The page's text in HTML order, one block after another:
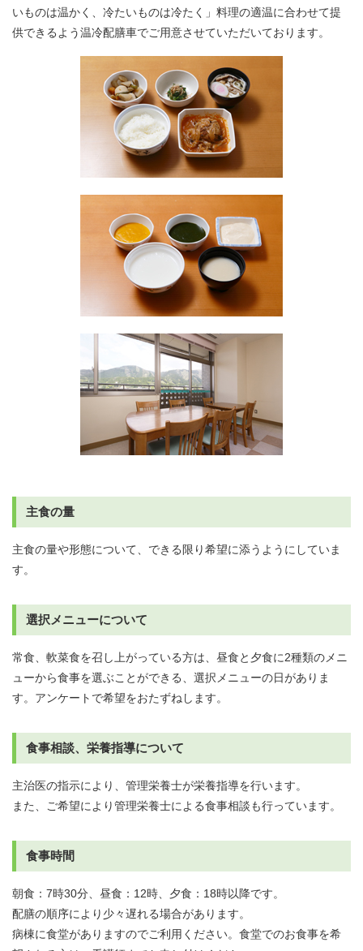
いものは温かく、冷たいものは冷たく」 料理の適温に合わせて提
供できるよう温冷配膳車でご用意させていただいております。
主食の量
主食の量や形態について、できる限り希望に添うようにしていま
す。
選択メニューについて
常食、軟菜食を召し上がっている方は、昼食と夕食に2種類のメニ
ューから食事を選ぶことができる、選択メニューの日がありま
す。アンケートで希望をおたずねします。
食事相談、栄養指導について
主治医の指示により、管理栄養士が栄養指導を行います。
また、ご希望により管理栄養士による食事相談も行っています。
食事時間
朝食：7時30分、昼食：12時、夕食：18時以降です。
配膳の順序により少々遅れる場合があります。
病棟に食堂がありますのでご利用ください。食堂でのお食事を希